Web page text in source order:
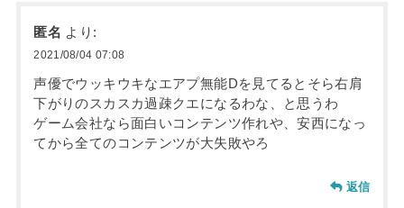
匿名 より:
2021/08/04 07:08
声優でウッキウキなエアプ無能Dを見てるとそら右肩
下がりのスカスカ過疎クエになるわな、と思うわ
ゲーム会社なら面白いコンテンツ作れや、安西になっ
てから全てのコンテンツが大失敗やろ
返信